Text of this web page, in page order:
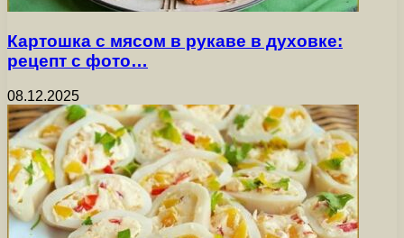
Картошка с мясом в рукаве в духовке:
рецепт с фото…
08.12.2025